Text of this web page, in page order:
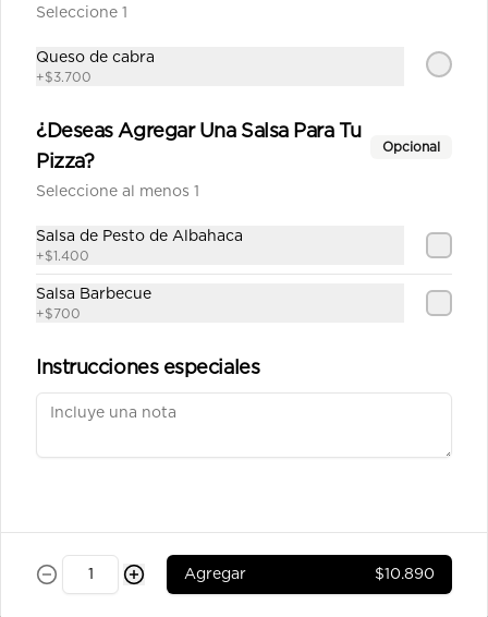
Mediterránea mediana
Salsa de tomate casera, queso,
tomate,aceitunas, pimentón orégano.
Pepperoni mediana
Salsa de tomate casera, queso,
pepperoni, orégano.
Seleccione 1
Queso de cabra
+$3.700
¿Deseas Agregar Una Salsa Para Tu
Pizza?
Opcional
Seleccione al menos 1
Salsa de Pesto de Albahaca
+$1.400
Salsa Barbecue
+$700
Instrucciones especiales
Agregar $10.890